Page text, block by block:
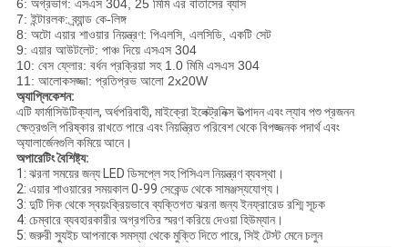
6: অগ্রভাগ: এসএস 304, 25 মিমি এর বাতাসের ব্যাস
7: ইন্টারলক: ব্র্যান্ড কে-লিঙ্গ
8: অটো এয়ার শাওয়ার নিয়ন্ত্রণ: পিএলসি, এলসিডি, একটি সেট
9: এয়ার আউটলেট: পাঞ্চ দিয়ে এসএস 304
10: বেস ফ্লোর: বর্ধন প্রক্রিয়া সহ 1.0 মিমি এসএস 304
11: আলোকসজ্জা: প্রতিপ্রভ আলো 2x20W
অ্যাপ্লিকেশন:
এটি ফার্মাসিউটিক্যাল, অর্ধপরিবাহী, মাইক্রো ইলেক্ট্রনিক্স উত্পাদন এবং ল্যাব পশু প্রজনন
ক্ষেত্রগুলি পরিষ্কার রাখতে পারে এবং নিয়ন্ত্রিত পরিবেশ থেকে বিপজ্জনক পদার্থ এবং
অ্যালার্জেনগুলি কমিয়ে আনে।
অপারেটিং বৈশিষ্ট্য:
1: ঝরনা সময়ের জন্য LED ডিসপ্লে সহ পিসিএল নিয়ন্ত্রণ ব্যবস্থা।
2: এয়ার শাওয়ারের সময়কাল 0-99 সেকেন্ড থেকে সামঞ্জস্যযোগ্য।
3: দুটি দিক থেকে স্বয়ংক্রিয়ভাবে ব্যক্তিগত ঝরনা জন্য ইনফ্রারেড রশ্মি সূচক
4: চেম্বারে ব্যবহারকারীর অগ্রগতির স্মরণ করিয়ে দেওয়া হিউম্যান।
5: জরুরী স্যুইচ আপনাকে সমস্যা থেকে মুক্তি দিতে পারে, সিই টেস্ট মেনে চলুন